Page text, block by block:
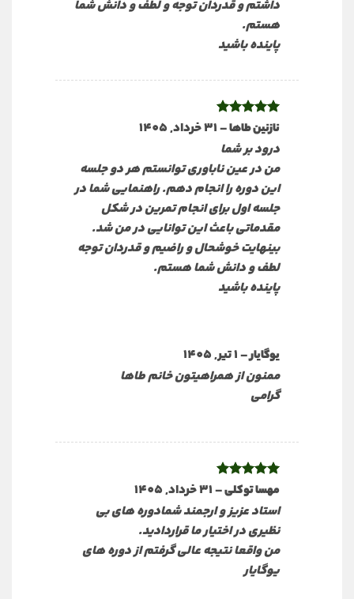
داشتم و قدردان توجه و لطف و دانش شما
هستم.
پاينده باشيد
نمره5از
نازنین طاها–31 خرداد, 1405
درود بر شما
من در عين ناباورى توانستم هر دو جلسه
اين دوره را انجام دهم. راهنمايى شما در
جلسه اول براى انجام تمرين در شكل
مقدماتى باعث اين توانايى در من شد.
بينهايت خوشحال و راضيم و قدردان توجه
لطف و دانش شما هستم.
پاينده باشيد
یوگایار–1 تیر, 1405
ممنون از همراهیتون خانم طاها
گرامی
نمره5از
مهسا توکلی–31 خرداد, 1405
استاد عزیز و ارجمند شمادوره های بی
نظیری در اختیار ما قراردادید.
من واقعا نتیجه عالی گرفتم از دوره های
یوگایار